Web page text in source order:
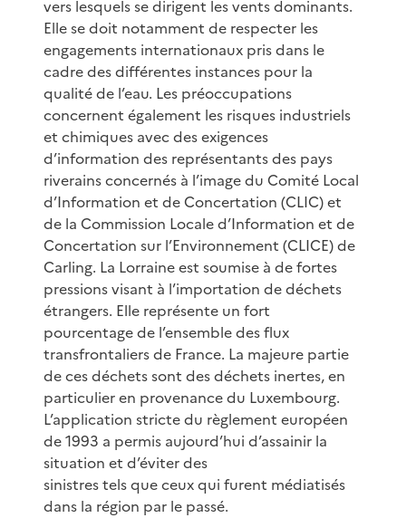
vers lesquels se dirigent les vents dominants.
Elle se doit notamment de respecter les
engagements internationaux pris dans le
cadre des différentes instances pour la
qualité de l’eau. Les préoccupations
concernent également les risques industriels
et chimiques avec des exigences
d’information des représentants des pays
riverains concernés à l’image du Comité Local
d’Information et de Concertation (CLIC) et
de la Commission Locale d’Information et de
Concertation sur l’Environnement (CLICE) de
Carling. La Lorraine est soumise à de fortes
pressions visant à l’importation de déchets
étrangers. Elle représente un fort
pourcentage de l’ensemble des flux
transfrontaliers de France. La majeure partie
de ces déchets sont des déchets inertes, en
particulier en provenance du Luxembourg.
L’application stricte du règlement européen
de 1993 a permis aujourd’hui d’assainir la
situation et d’éviter des
sinistres tels que ceux qui furent médiatisés
dans la région par le passé.